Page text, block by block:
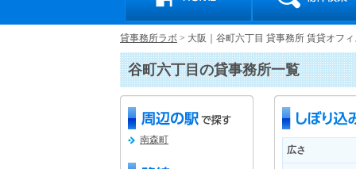
貸事務所ラボ > 大阪｜谷町六丁目 貸事務所 賃貸オフ
谷町六丁目の貸事務所一覧
南森町
広さ